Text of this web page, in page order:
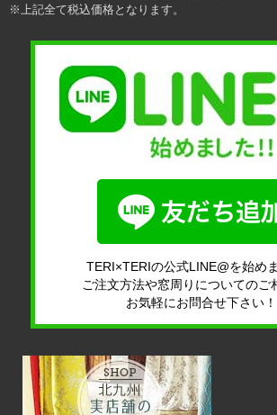
※上記全て税込価格となります。
TERI×TERIの公式LINE@を始めま
ご注文方法や窓周りについてのご
お気軽にお問合せ下さい！